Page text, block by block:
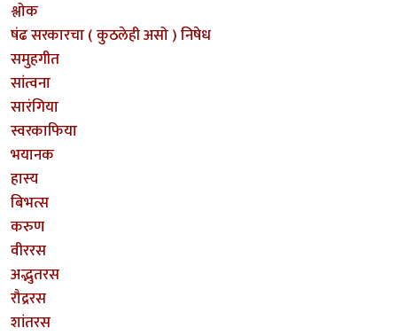
श्लोक
षंढ सरकारचा ( कुठलेही असो ) निषेध
समुहगीत
सांत्वना
सारंगिया
स्वरकाफिया
भयानक
हास्य
बिभत्स
करुण
वीररस
अद्भुतरस
रौद्ररस
शांतरस